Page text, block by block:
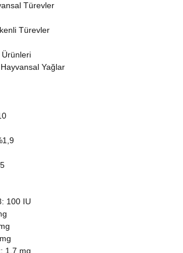
Türevler
Türevler
Yağlar
100 IU
1,7 mg